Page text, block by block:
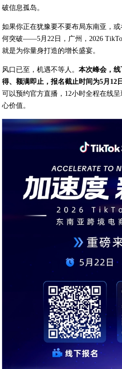
破信息孤岛。
如果你正在犹豫要不要布局东南亚，
何突破——5月22日，广州，2026
就是为你量身打造的增长盛宴。
风口已至，机遇不等人。本次峰会，
得、额满即止，报名截止时间为5月 12
可以预约官方直播，12小时全程在线
心价值。